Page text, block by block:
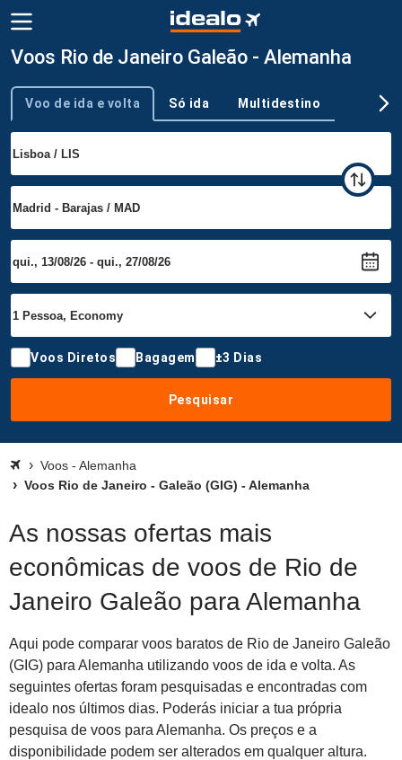
Voos Rio de Janeiro Galeão - Alemanha
Tipo de viagem
Voo de ida e volta Só ida Multidestino
Voos Diretos Bagagem ±3 Dias
Pesquisar
Voos - Alemanha
Voos Rio de Janeiro - Galeão (GIG) - Alemanha
As nossas ofertas mais
econômicas de voos de Rio de
Janeiro Galeão para Alemanha
Aqui pode comparar voos baratos de Rio de Janeiro Galeão
(GIG) para Alemanha utilizando voos de ida e volta. As
seguintes ofertas foram pesquisadas e encontradas com
idealo nos últimos dias. Poderás iniciar a tua própria
pesquisa de voos para Alemanha. Os preços e a
disponibilidade podem ser alterados em qualquer altura.